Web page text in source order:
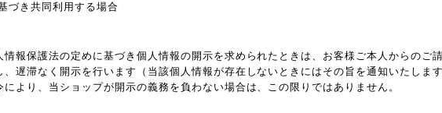
づき共同利用する場合
報保護法の定めに基づき個人情報の開示を求められたときは、お客様ご本人からのご
遅滞なく開示を行います（当該個人情報が存在しないときにはその旨を通知いたしま
より、当ショップが開示の義務を負わない場合は、この限りではありません。